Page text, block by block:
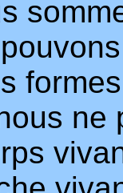
ne